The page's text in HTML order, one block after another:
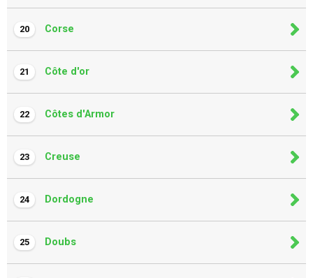
20 Corse
21 Côte d'or
22 Côtes d'Armor
23 Creuse
24 Dordogne
25 Doubs